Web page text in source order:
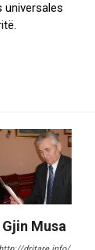
universales
Gjin Musa